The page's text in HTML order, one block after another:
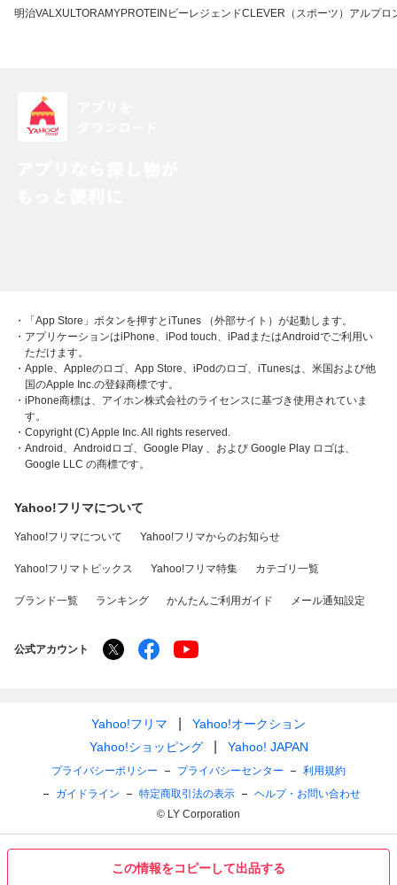
この情報をコピーして出品する
明治VALXULTORAMYPROTEIN ビーレジェンドCLEVER（スポーツ） アルプロ
・「App Store」ボタンを押すとiTunes （外部サイト）が起動します。
・アプリケーションはiPhone、iPod touch、iPadまたはAndroidでご利用い
ただけます。
・Apple、Appleのロゴ、App Store、iPodのロゴ、iTunesは、米国および他
国のApple Inc.の登録商標です。
・iPhone商標は、アイホン株式会社のライセンスに基づき使用されていま
す。
・Copyright (C) Apple Inc. All rights reserved.
・Android、Androidロゴ、Google Play 、および Google Play ロゴは、
Google LLC の商標です。
Yahoo!フリマについて
Yahoo!フリマについて Yahoo!フリマからのお知らせ
Yahoo!フリマトピックス Yahoo!フリマ特集 カテゴリ一覧
ブランド一覧 ランキング かんたんご利用ガイド メール通知設定
公式アカウント
Yahoo!フリマ
Yahoo!オークション
Yahoo!ショッピング
Yahoo! JAPAN
プライバシーポリシー プライバシーセンター
利用規約
ガイドライン
特定商取引法の表示
ヘルプ・お問い合わせ
© LY Corporation